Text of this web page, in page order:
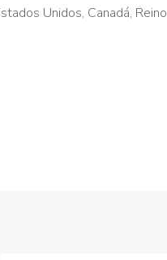
Unidos, Canadá, Reino